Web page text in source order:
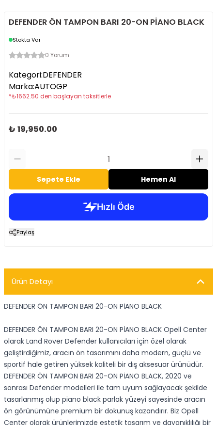
DEFENDER ÖN TAMPON BARI 20-ON PİANO BLACK
Stokta Var
0 Yorum
Kategori:DEFENDER
Marka:AUTOGP
*₺1662.50 den başlayan taksitlerle
₺ 19,950.00
Sepete Ekle Hemen Al
Paylaş
Ürün Detayı
DEFENDER ÖN TAMPON BARI 20-ON PİANO BLACK
DEFENDER ÖN TAMPON BARI 20-ON PİANO BLACK Opell Center
olarak Land Rover Defender kullanıcıları için özel olarak
geliştirdiğimiz, aracın ön tasarımını daha modern, güçlü ve
sportif hale getiren yüksek kaliteli bir dış aksesuar ürünüdür.
DEFENDER ÖN TAMPON BARI 20-ON PİANO BLACK, 2020 ve
sonrası Defender modelleri ile tam uyum sağlayacak şekilde
tasarlanmış olup piano black parlak yüzeyi sayesinde aracın
ön görünümüne premium bir dokunuş kazandırır. Biz Opell
Center olarak ürünlerimizde estetik tasarım ve dayanıklılığı bir